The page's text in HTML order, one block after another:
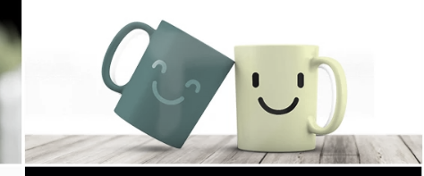
ดใส หนาแน่น
FOREST)
าณ 1,400 ไร่
ให้กับประชาชน